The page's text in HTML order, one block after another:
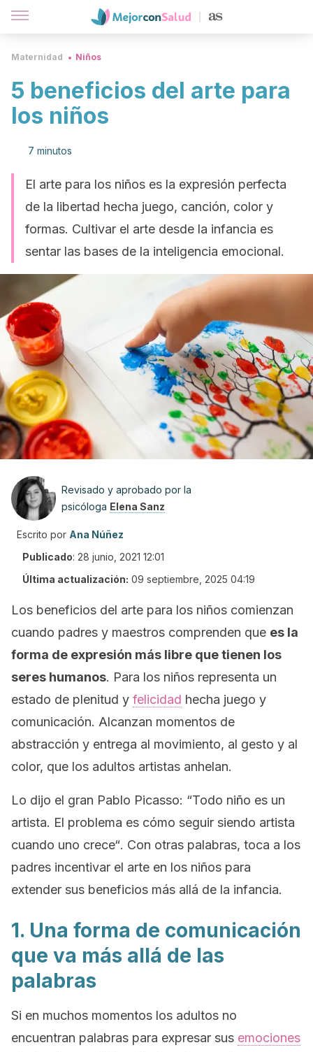
Maternidad Niños
5 beneficios del arte para
los niños
7 minutos
El arte para los niños es la expresión perfecta
de la libertad hecha juego, canción, color y
formas. Cultivar el arte desde la infancia es
sentar las bases de la inteligencia emocional.
Revisado y aprobado por la
psicóloga Elena Sanz
Escrito por Ana Núñez
Publicado: 28 junio, 2021 12:01
Última actualización: 09 septiembre, 2025 04:19
Los beneficios del arte para los niños comienzan
cuando padres y maestros comprenden que es la
forma de expresión más libre que tienen los
seres humanos. Para los niños representa un
estado de plenitud y felicidad hecha juego y
comunicación. Alcanzan momentos de
abstracción y entrega al movimiento, al gesto y al
color, que los adultos artistas anhelan.
Lo dijo el gran Pablo Picasso: “Todo niño es un
artista. El problema es cómo seguir siendo artista
cuando uno crece“. Con otras palabras, toca a los
padres incentivar el arte en los niños para
extender sus beneficios más allá de la infancia.
1. Una forma de comunicación
que va más allá de las
palabras
Si en muchos momentos los adultos no
encuentran palabras para expresar sus emociones